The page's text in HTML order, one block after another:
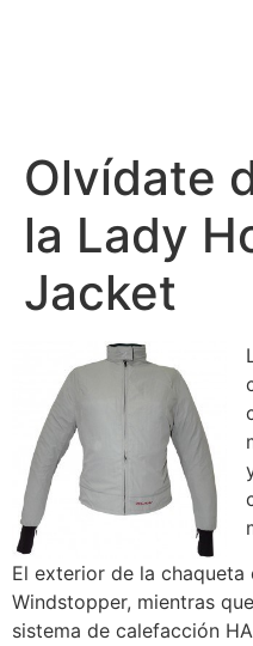
Olvídate
la Lady
Jacket
El exterior de la
Windstopper, mientras
sistema de calefacción